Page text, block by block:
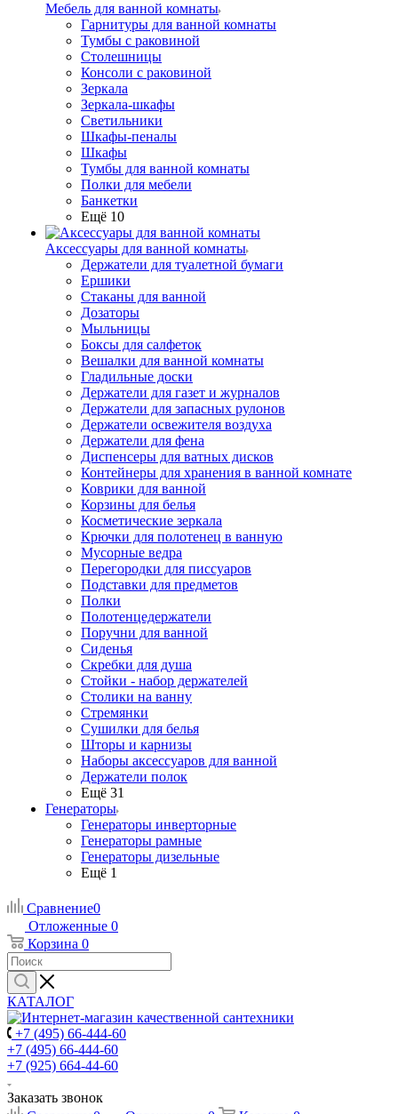
Мебель для ванной комнаты
Гарнитуры для ванной комнаты
Тумбы с раковиной
Столешницы
Консоли с раковиной
Зеркала
Зеркала-шкафы
Светильники
Шкафы-пеналы
Шкафы
Тумбы для ванной комнаты
Полки для мебели
Банкетки
Ещё 10
Аксессуары для ванной комнаты
Держатели для туалетной бумаги
Ершики
Стаканы для ванной
Дозаторы
Мыльницы
Боксы для салфеток
Вешалки для ванной комнаты
Гладильные доски
Держатели для газет и журналов
Держатели для запасных рулонов
Держатели освежителя воздуха
Держатели для фена
Диспенсеры для ватных дисков
Контейнеры для хранения в ванной комнате
Коврики для ванной
Корзины для белья
Косметические зеркала
Крючки для полотенец в ванную
Мусорные ведра
Перегородки для писсуаров
Подставки для предметов
Полки
Полотенцедержатели
Поручни для ванной
Сиденья
Скребки для душа
Стойки - набор держателей
Столики на ванну
Стремянки
Сушилки для белья
Шторы и карнизы
Наборы аксессуаров для ванной
Держатели полок
Ещё 31
Генераторы
Генераторы инверторные
Генераторы рамные
Генераторы дизельные
Ещё 1
Сравнение0
Отложенные 0
Корзина 0
КАТАЛОГ
+7 (495) 66-444-60
+7 (495) 66-444-60
+7 (925) 664-44-60
Заказать звонок